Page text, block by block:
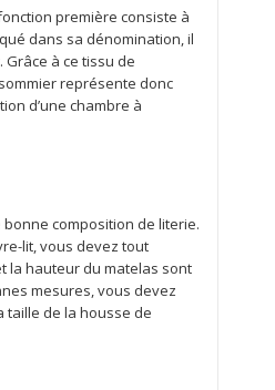
première consiste à
dans sa dénomination, il
à ce tissu de
représente donc
d’une chambre à
composition de literie.
lit, vous devez tout
la hauteur du matelas sont
mesures, vous devez
taille de la housse de